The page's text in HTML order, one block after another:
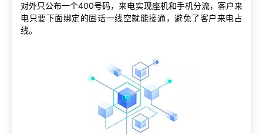
对外只公布一个400号码，来电实现座机和手机分流，客户来
电只要下面绑定的固话一线空就能接通，避免了客户来电占
线。